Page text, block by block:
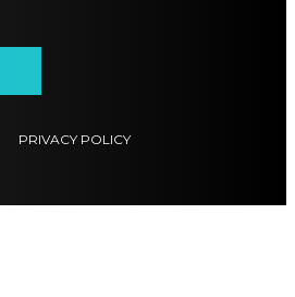
PRIVACY POLICY